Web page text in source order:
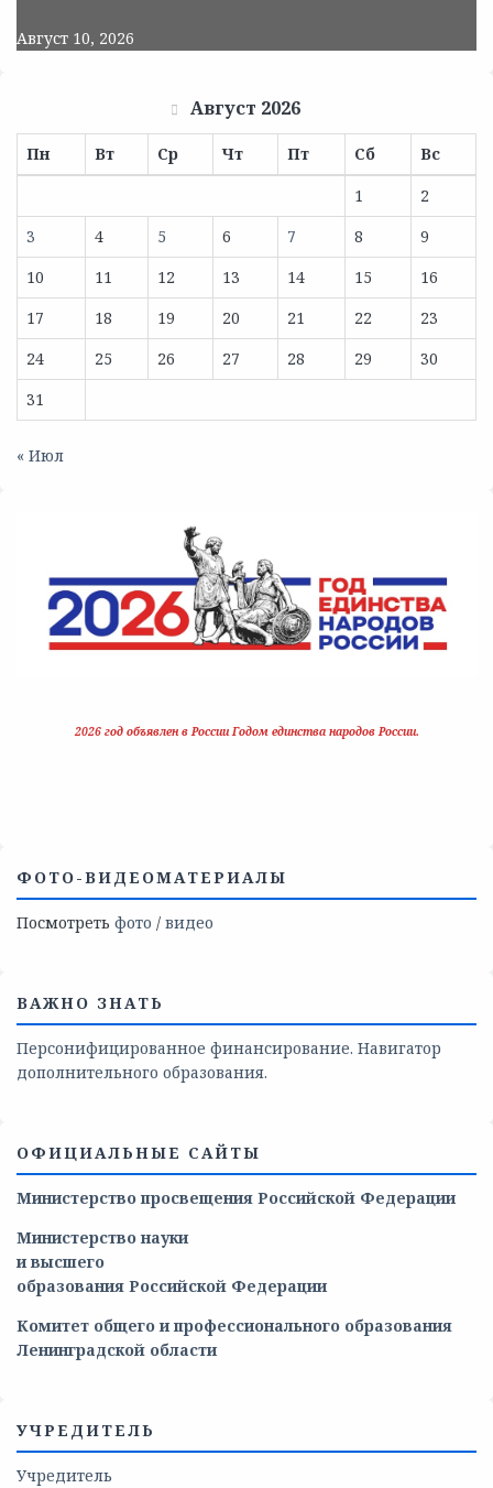
Август 10, 2026
Август 2026
Пн Вт Ср Чт Пт Сб
Вс
1
2
3
4 5 6 7 8
9
10
11 12 13 14 15
16
17
18 19 20 21 22
23
24
25 26 27 28 29
30
31
« Июл
2026 год объявлен в России Годом единства народов России.
ФОТО-ВИДЕОМАТЕРИАЛЫ
Посмотреть фото / видео
ВАЖНО ЗНАТЬ
Персонифицированное финансирование. Навигатор
дополнительного образования.
ОФИЦИАЛЬНЫЕ САЙТЫ
Министерство просвещения Российской Федерации
Министерство науки
и высшего
образования Российской Федерации
Комитет общего и профессионального образования
Ленинградской области
УЧРЕДИТЕЛЬ
Учредитель